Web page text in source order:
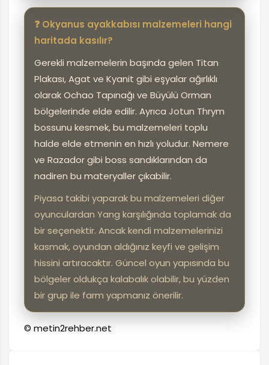
❓ Okyanus ayakkabısı malzemeleri hangi
haritada kasılır?
Gerekli malzemelerin başında gelen Titan
Plakası, Agat ve Kyanit gibi eşyalar ağırlıklı
olarak Ochao Tapınağı ve Büyülü Orman
bölgelerinde elde edilir. Ayrıca Jotun Thrym
bossunu kesmek, bu malzemeleri toplu
halde elde etmenin en hızlı yoludur. Nemere
ve Razador gibi boss sandıklarından da
nadiren bu materyaller çıkabilir.
Piyasa takibi yaparak bu malzemeleri diğer
oyunculardan Yang karşılığında toplamak da
bir seçenektir. Ancak kendi malzemelerinizi
kasmak, oyundan aldığınız keyfi ve gelişim
hissini artıracaktır. Güncel oyun yapısında bu
bölgeler oldukça kalabalık olabilir, bu yüzden
bir grup ile farm yapmanız önerilir.
© metin2rehber.net